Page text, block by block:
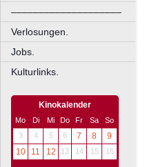
––––––––––––––––––––
Verlosungen.
Jobs.
Kulturlinks.
Kinokalender
Mo Di Mi Do Fr Sa
So
3
4 5 6 7 8
9
10
11 12 13 14 15 16